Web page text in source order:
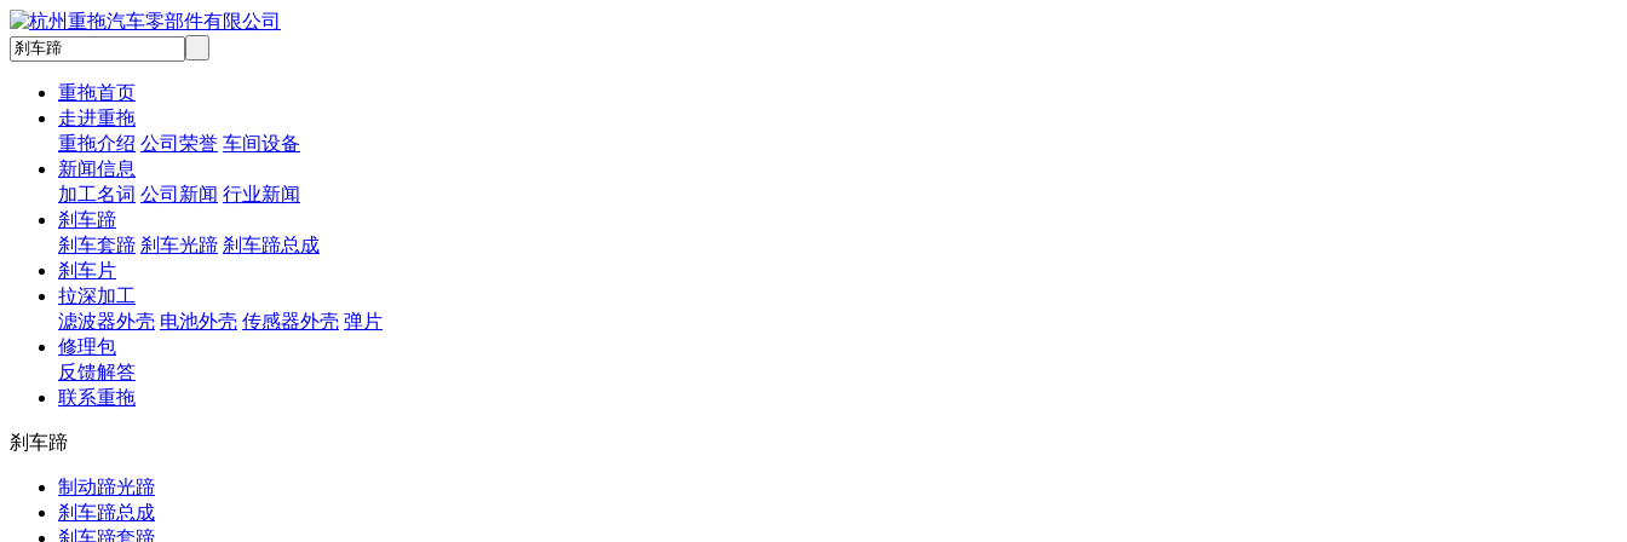
重拖首页
走进重拖
重拖介绍 公司荣誉 车间设备
新闻信息
加工名词 公司新闻 行业新闻
刹车蹄
刹车套蹄 刹车光蹄 刹车蹄总成
刹车片
拉深加工
滤波器外壳 电池外壳 传感器外壳 弹片
修理包
反馈解答
联系重拖
刹车蹄
制动蹄光蹄
刹车蹄总成
刹车蹄套蹄